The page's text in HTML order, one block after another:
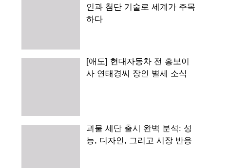
인과 첨단 기술로 세계가 주목
하다
[애도] 현대자동차 전 홍보이
사 연태경씨 장인 별세 소식
괴물 세단 출시 완벽 분석: 성
능, 디자인, 그리고 시장 반응